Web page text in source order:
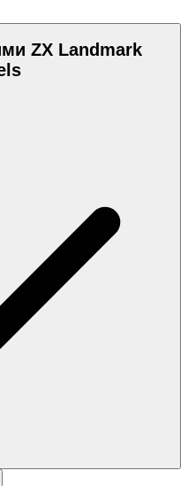
ZX Landmark